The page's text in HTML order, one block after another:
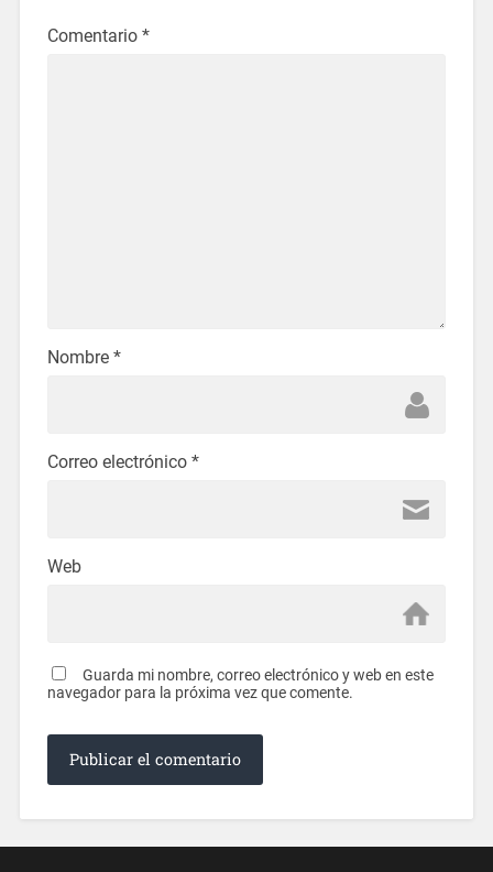
Comentario *
Nombre *
Correo electrónico *
Web
Guarda mi nombre, correo electrónico y web en este
navegador para la próxima vez que comente.